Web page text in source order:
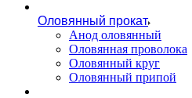
Оловянный прокат
Анод оловянный
Оловянная проволока
Оловянный круг
Оловянный припой